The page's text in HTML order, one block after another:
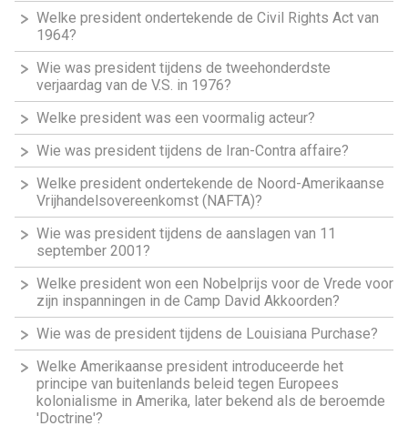
Welke president ondertekende de Civil Rights Act van
1964?
Wie was president tijdens de tweehonderdste
verjaardag van de V.S. in 1976?
Welke president was een voormalig acteur?
Wie was president tijdens de Iran-Contra affaire?
Welke president ondertekende de Noord-Amerikaanse
Vrijhandelsovereenkomst (NAFTA)?
Wie was president tijdens de aanslagen van 11
september 2001?
Welke president won een Nobelprijs voor de Vrede voor
zijn inspanningen in de Camp David Akkoorden?
Wie was de president tijdens de Louisiana Purchase?
Welke Amerikaanse president introduceerde het
principe van buitenlands beleid tegen Europees
kolonialisme in Amerika, later bekend als de beroemde
'Doctrine'?